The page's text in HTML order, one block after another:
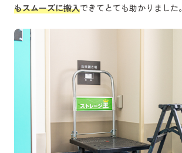
もスムーズに搬入できてとても助かりました。